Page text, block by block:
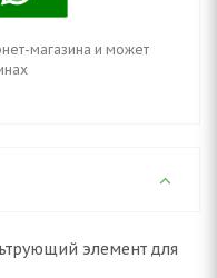
магазина и может
элемент для